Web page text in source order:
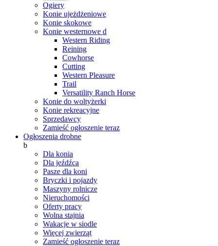
Ogiery
Konie ujeżdżeniowe
Konie skokowe
Konie westernowe d
Western Riding
Reining
Cowhorse
Cutting
Western Pleasure
Trail
Versatility Ranch Horse
Konie do woltyżerki
Konie rekreacyjne
Sprzedawcy
Zamieść ogłoszenie teraz
Ogłoszenia drobne
b
Dla konia
Dla jeźdźca
Pasze dla koni
Bryczki i pojazdy
Maszyny rolnicze
Nieruchomości
Oferty pracy
Wolna stajnia
Wakacje w siodle
Więcej zwierząt
Zamieść ogłoszenie teraz